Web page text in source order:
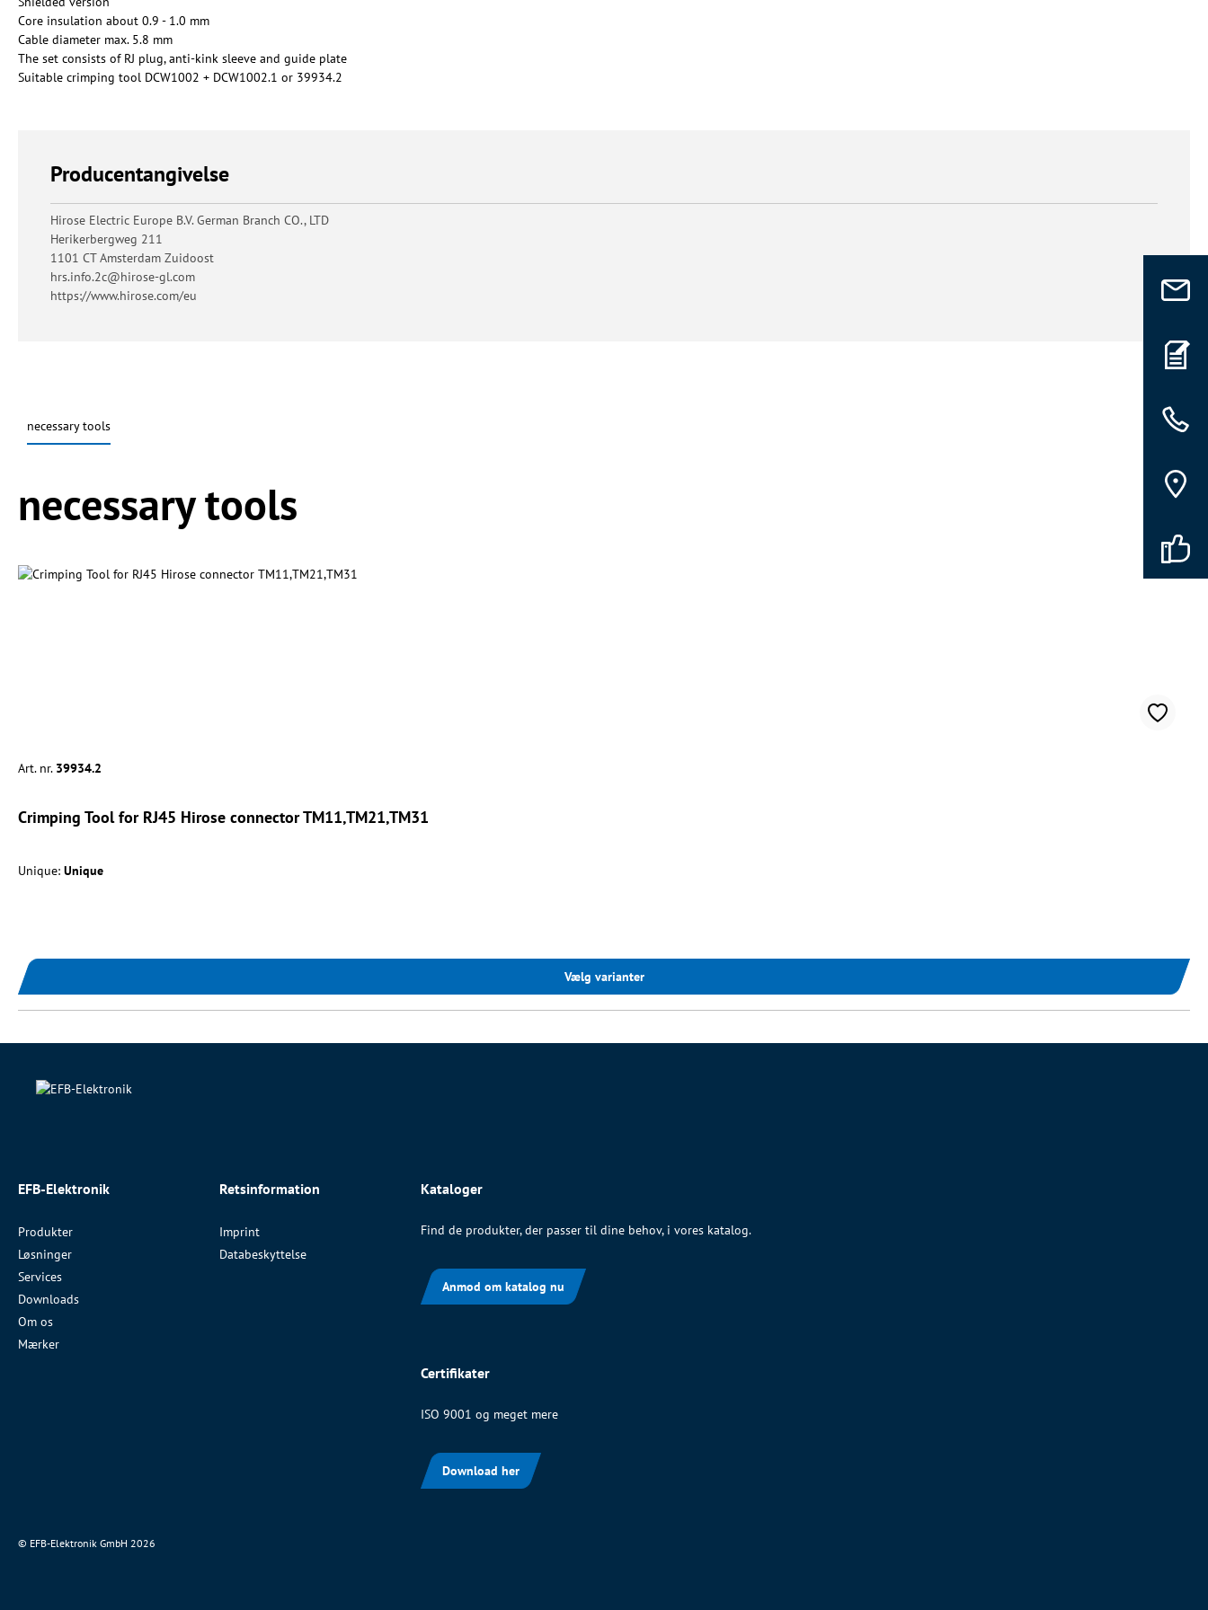
Core insulation about 0.9 - 1.0 mm
Cable diameter max. 5.8 mm
The set consists of RJ plug, anti-kink sleeve and guide plate
Suitable crimping tool DCW1002 + DCW1002.1 or 39934.2
Producentangivelse
Hirose Electric Europe B.V. German Branch CO., LTD
Herikerbergweg 211
1101 CT Amsterdam Zuidoost
hrs.info.2c@hirose-gl.com
https://www.hirose.com/eu
necessary tools
necessary tools
Art. nr. 39934.2
Crimping Tool for RJ45 Hirose connector TM11,TM21,TM31
Unique: Unique
Vælg varianter
EFB-Elektronik
Produkter
Løsninger
Services
Downloads
Om os
Mærker
Retsinformation
Imprint
Databeskyttelse
Kataloger
Find de produkter, der passer til dine behov, i vores katalog.
Anmod om katalog nu
Certifikater
ISO 9001 og meget mere
Download her
© EFB-Elektronik GmbH 2026